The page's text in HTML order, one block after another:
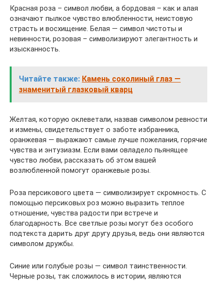
Красная роза – символ любви, а бордовая – как и алая
означают пылкое чувство влюбленности, неистовую
страсть и восхищение. Белая — символ чистоты и
невинности, розовая – символизируют элегантность и
изысканность.
Читайте также: Камень соколиный глаз —
знаменитый глазковый кварц
Желтая, которую оклеветали, назвав символом ревности
и измены, свидетельствует о заботе избранника,
оранжевая — выражают самые лучше пожелания, горячие
чувства и энтузиазм. Если вами овладело пьянящее
чувство любви, рассказать об этом вашей
возлюбленной помогут оранжевые розы.
Роза персикового цвета — символизирует скромность. С
помощью персиковых роз можно выразить теплое
отношение, чувства радости при встрече и
благодарность. Все светлые розы могут без особого
подтекста дарить друг другу друзья, ведь они являются
символом дружбы.
Синие или голубые розы — символ таинственности.
Черные розы, так сложилось в истории, являются